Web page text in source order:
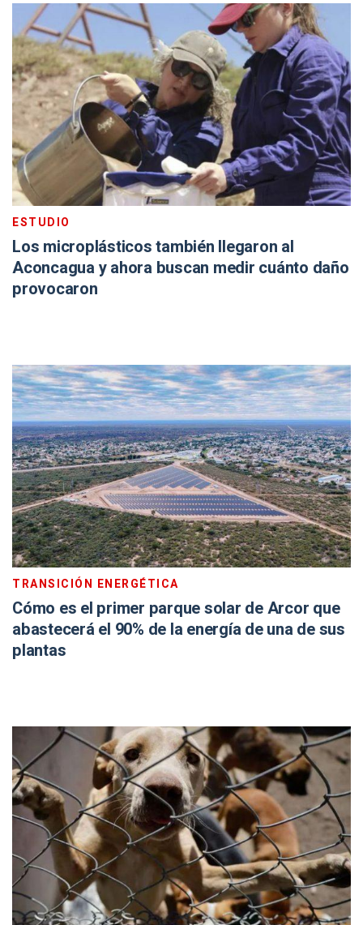
ESTUDIO
Los microplásticos también llegaron al
Aconcagua y ahora buscan medir cuánto daño
provocaron
TRANSICIÓN ENERGÉTICA
Cómo es el primer parque solar de Arcor que
abastecerá el 90% de la energía de una de sus
plantas